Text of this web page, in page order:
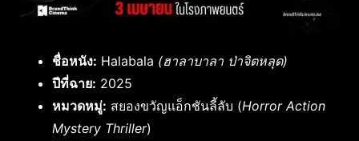
ชื่อหนัง: Halabala (ฮาลาบาลา ป่าจิตหลุด)
ปีที่ฉาย: 2025
หมวดหมู่: สยองขวัญแอ็กชันลี้ลับ (Horror Action
Mystery Thriller)